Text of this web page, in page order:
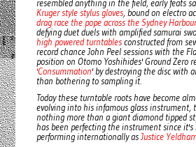
resembled anything in the field, early feats
Kruger style stylus gloves, bound on electro
drag race the pope across the Sydney
defying duet duels with amplified samurai
high powered turntablesconstructed from
record chance John Peel sessions with the
position on Otomo Yoshihides' Ground Zero
'Consummation' by destroying the disc with
than bothering to sampling it.
Today these turntable roots have become
evolving into his infamous glass instrument,
nothing more than a giant diamond tipped
has been perfecting the instrument since
performing internationally as Justice